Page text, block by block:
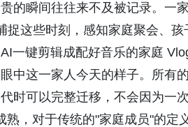
的瞬间往往来不及被记录。一
捉这些时刻，感知家庭聚会、
一键剪辑成配好音乐的家庭
中这一家人今天的样子。所有
时可以完整迁移，不会因为一
熟，对于传统的"家庭成员"的